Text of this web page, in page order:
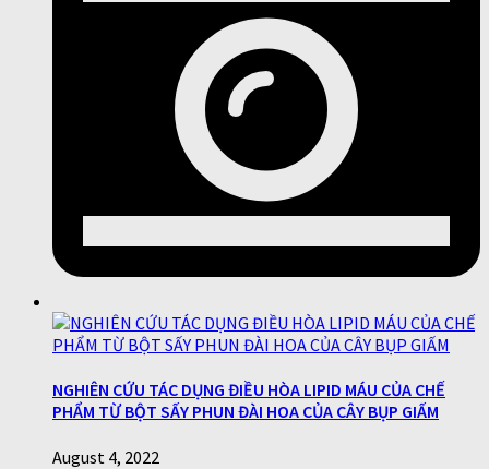
NGHIÊN CỨU TÁC DỤNG ĐIỀU HÒA LIPID MÁU CỦA CHẾ
PHẨM TỪ BỘT SẤY PHUN ĐÀI HOA CỦA CÂY BỤP GIẤM
August 4, 2022